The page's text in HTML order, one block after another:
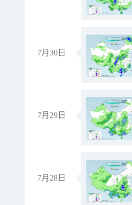
7月30日
7月29日
7月28日